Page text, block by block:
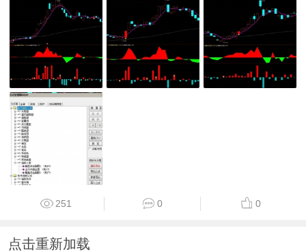
251 0 0
点击重新加载